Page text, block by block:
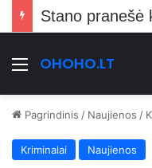
Stano pranešė
Meniu
OHOHO.LT
Pagrindinis / Naujienos /
Kriminalai Naujienos